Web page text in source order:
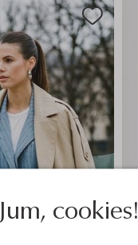
Jum, cookies!